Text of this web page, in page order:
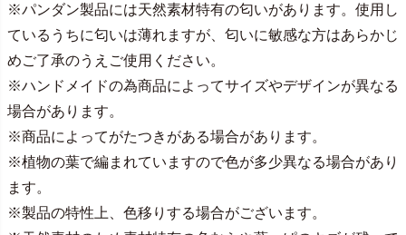
※パンダン製品には天然素材特有の匂いがあります。使用し
ているうちに匂いは薄れますが、匂いに敏感な方はあらかじ
めご了承のうえご使用ください。
※ハンドメイドの為商品によってサイズやデザインが異なる
場合があります。
※商品によってがたつきがある場合があります。
※植物の葉で編まれていますので色が多少異なる場合があり
ます。
※製品の特性上、色移りする場合がございます。